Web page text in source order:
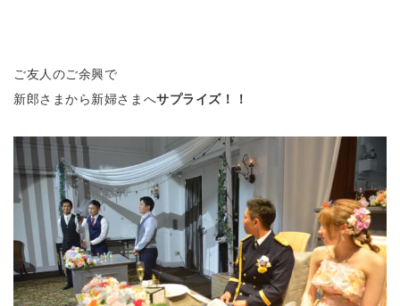
ご友人のご余興で
新郎さまから新婦さまへサプライズ！！